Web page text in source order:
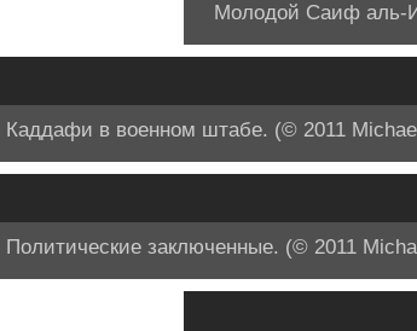
Молодой Саиф аль-
Каддафи в военном штабе. (© 2011
Политические заключенные. (© 2011